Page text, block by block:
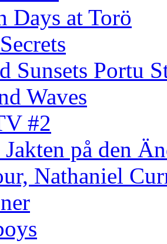
Days at Torö
Sunsets Portu
Waves
#2
på den
Nathaniel